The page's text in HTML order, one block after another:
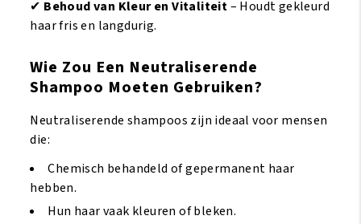
✔ Behoud van Kleur en Vitaliteit– Houdt gekleurd
haar fris en langdurig.
Wie Zou Een Neutraliserende
Shampoo Moeten Gebruiken?
Neutraliserende shampoos zijn ideaal voor mensen
die:
Chemisch behandeld of gepermanent haar
hebben.
Hun haar vaak kleuren of bleken.